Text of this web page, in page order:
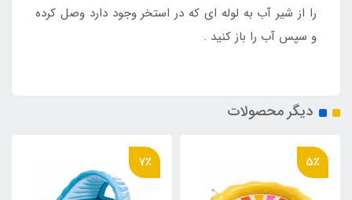
را از شیر آب به لوله ای که در استخر وجود دارد وصل کرده
و سپس آب را باز کنید .
دیگر محصولات
5٪ 7٪